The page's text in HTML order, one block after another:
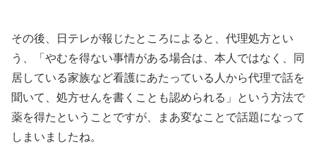
その後、日テレが報じたところによると、代理処方とい
う、「やむを得ない事情がある場合は、本人ではなく、同
居している家族など看護にあたっている人から代理で話を
聞いて、処方せんを書くことも認められる」という方法で
薬を得たということですが、まあ変なことで話題になって
しまいましたね。